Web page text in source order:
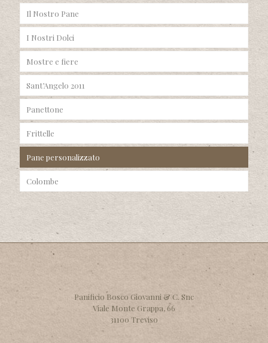
Il Nostro Pane
I Nostri Dolci
Mostre e fiere
Sant’Angelo 2011
Panettone
Frittelle
Pane personalizzato
Colombe
Panificio Bosco Giovanni & C. Snc
Viale Monte Grappa, 66
31100 Treviso